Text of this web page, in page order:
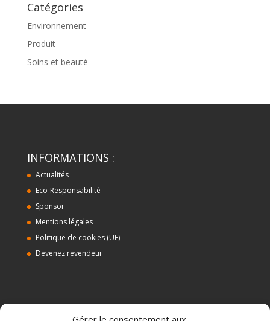
Catégories
Environnement
Produit
Soins et beauté
INFORMATIONS :
Actualités
Eco-Responsabilité
Sponsor
Mentions légales
Politique de cookies (UE)
Devenez revendeur
ALMA BIO DISTRIBUTION